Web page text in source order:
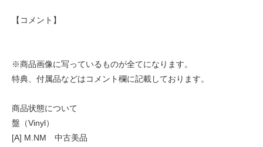
【コメント】
※商品画像に写っているものが全てになります。
特典、付属品などはコメント欄に記載しております。
商品状態について
盤（Vinyl）
[A] M.NM 中古美品